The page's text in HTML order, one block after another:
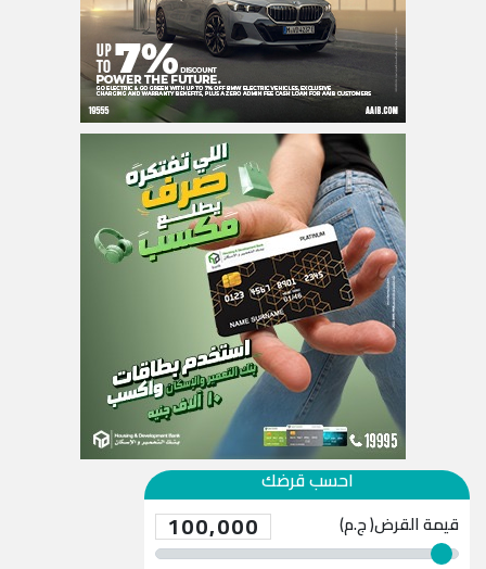
احسب قرضك
قيمة القرض( ج.م) 100,000